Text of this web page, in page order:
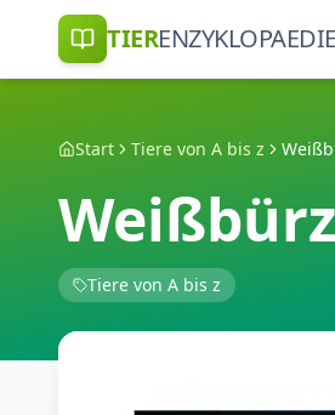
TIER
Start Tiere von A bis z
Tiere von A bis z